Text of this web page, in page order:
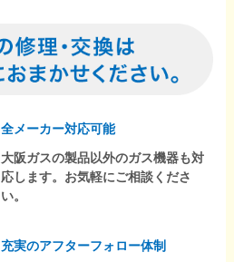
全メーカー対応可能
大阪ガスの製品以外のガス機器も対
応します。お気軽にご相談くださ
い。
充実のアフターフォロー体制